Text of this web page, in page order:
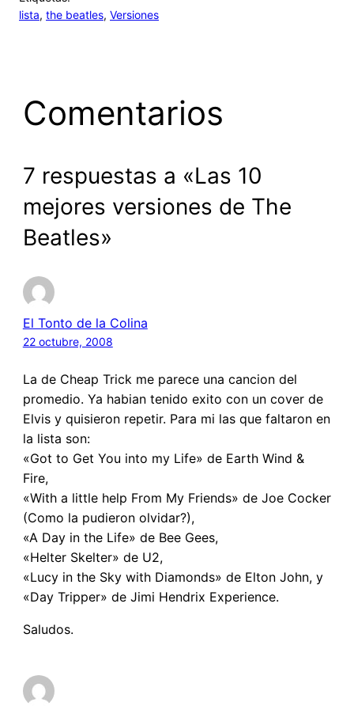
lista, the beatles, Versiones
Comentarios
7 respuestas a «Las 10
mejores versiones de The
Beatles»
El Tonto de la Colina
22 octubre, 2008
La de Cheap Trick me parece una cancion del
promedio. Ya habian tenido exito con un cover de
Elvis y quisieron repetir. Para mi las que faltaron en
la lista son:
«Got to Get You into my Life» de Earth Wind &
Fire,
«With a little help From My Friends» de Joe Cocker
(Como la pudieron olvidar?),
«A Day in the Life» de Bee Gees,
«Helter Skelter» de U2,
«Lucy in the Sky with Diamonds» de Elton John, y
«Day Tripper» de Jimi Hendrix Experience.
Saludos.